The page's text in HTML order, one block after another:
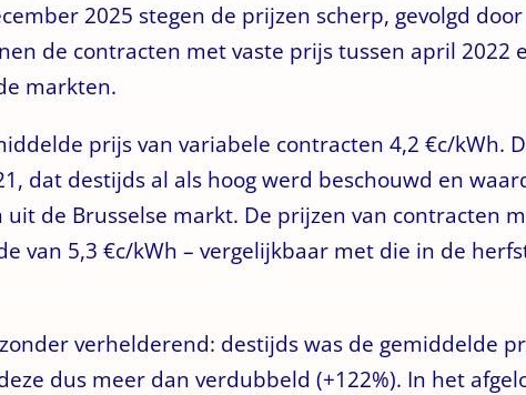
2025 stegen de prijzen scherp, gevolgd
de contracten met vaste prijs tussen april 2022
markten.
prijs van variabele contracten 4,2 €c/kWh.
dat destijds al als hoog werd beschouwd en
de Brusselse markt. De prijzen van contracten
van 5,3 €c/kWh – vergelijkbaar met die in de
verhelderend: destijds was de gemiddelde
dus meer dan verdubbeld (+122%). In het